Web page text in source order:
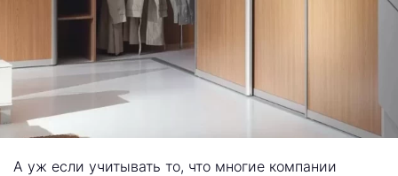
А уж если учитывать то, что многие компании